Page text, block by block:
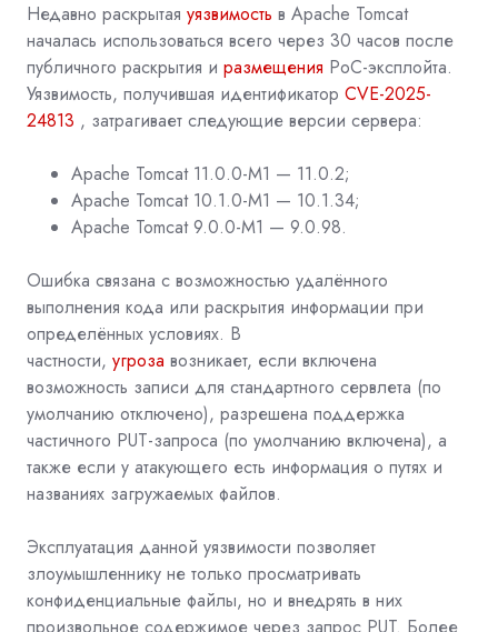
Недавно раскрытая уязвимость в Apache Tomcat
началась использоваться всего через 30 часов после
публичного раскрытия и размещения PoC-эксплойта.
Уязвимость, получившая идентификатор CVE-2025-
24813 , затрагивает следующие версии сервера:
Apache Tomcat 11.0.0-M1 — 11.0.2;
Apache Tomcat 10.1.0-M1 — 10.1.34;
Apache Tomcat 9.0.0-M1 — 9.0.98.
Ошибка связана с возможностью удалённого
выполнения кода или раскрытия информации при
определённых условиях. В
частности, угроза возникает, если включена
возможность записи для стандартного сервлета (по
умолчанию отключено), разрешена поддержка
частичного PUT-запроса (по умолчанию включена), а
также если у атакующего есть информация о путях и
названиях загружаемых файлов.
Эксплуатация данной уязвимости позволяет
злоумышленнику не только просматривать
конфиденциальные файлы, но и внедрять в них